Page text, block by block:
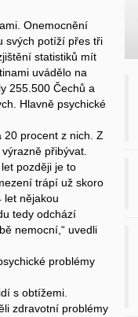
Onemocnění
svých potíží přes tři
statistiků mít
uvádělo na
255.500 Čechů a
Hlavně psychické
procent z nich. Z
přibývat.
později je to
trápí už skoro
let nějakou
tedy odchází
nemocní,“ uvedli
problémy
s obtížemi.
zdravotní problémy